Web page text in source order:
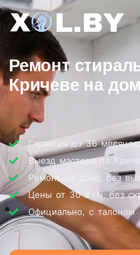
Ремонт
Кричеве на
Гарантия до 36 месяцев.
Выезд мастера по
Ремонт на дому, без
Цены от 30 BYN, без
Официально, с талоном